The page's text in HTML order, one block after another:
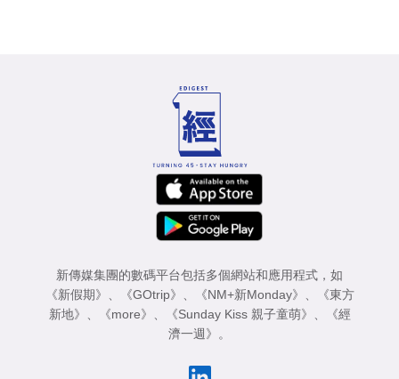
新傳媒集團的數碼平台包括多個網站和應用程式，如
《新假期》 、 《GOtrip》 、 《NM+新Monday》 、
《東方
新地》 、 《more》 、 《Sunday Kiss 親子童萌》 、
《經
濟一週》 。